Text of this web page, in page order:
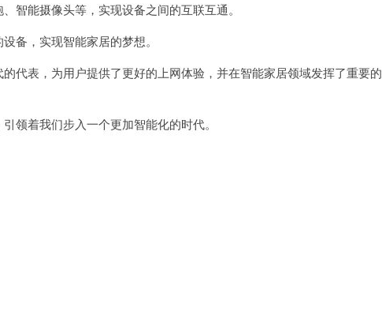
能摄像头等，实现设备之间的互联互通。
，实现智能家居的梦想。
表，为用户提供了更好的上网体验，并在智能家居领域发挥了重要的
着我们步入一个更加智能化的时代。